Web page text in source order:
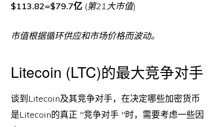
$113.82=$79.7亿 (第21大市值)
市值根据循环供应和市场价格而波动。
Litecoin (LTC)的最大竞争对手
谈到Litecoin及其竞争对手，在决定哪些加密货币
是Litecoin的真正 "竞争对手 "时，需要考虑一些因